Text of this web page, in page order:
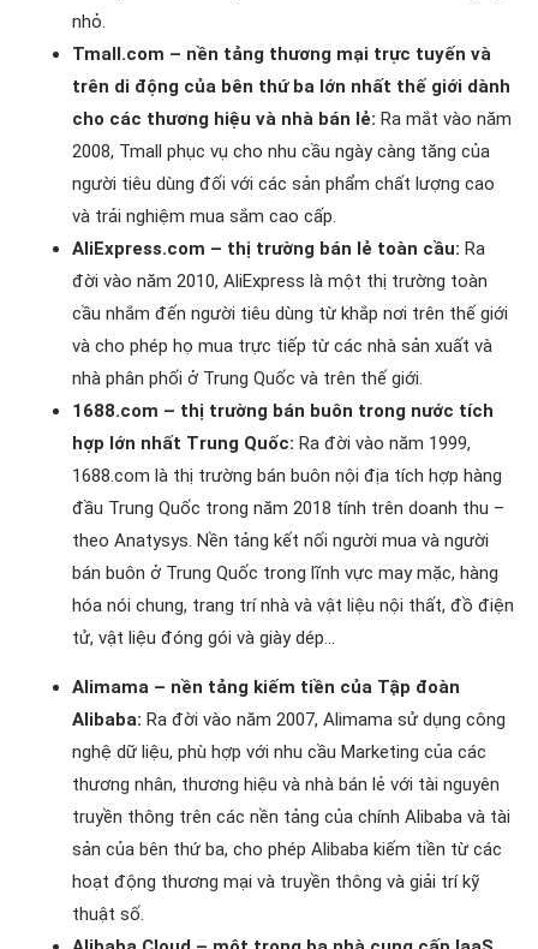
nhỏ.
Tmall.com – nền tảng thương mại trực tuyến và
trên di động của bên thứ ba lớn nhất thế giới dành
cho các thương hiệu và nhà bán lẻ: Ra mắt vào năm
2008, Tmall phục vụ cho nhu cầu ngày càng tăng của
người tiêu dùng đối với các sản phẩm chất lượng cao
và trải nghiệm mua sắm cao cấp.
AliExpress.com – thị trường bán lẻ toàn cầu: Ra
đời vào năm 2010, AliExpress là một thị trường toàn
cầu nhắm đến người tiêu dùng từ khắp nơi trên thế giới
và cho phép họ mua trực tiếp từ các nhà sản xuất và
nhà phân phối ở Trung Quốc và trên thế giới.
1688.com – thị trường bán buôn trong nước tích
hợp lớn nhất Trung Quốc: Ra đời vào năm 1999,
1688.com là thị trường bán buôn nội địa tích hợp hàng
đầu Trung Quốc trong năm 2018 tính trên doanh thu –
theo Anatysys. Nền tảng kết nối người mua và người
bán buôn ở Trung Quốc trong lĩnh vực may mặc, hàng
hóa nói chung, trang trí nhà và vật liệu nội thất, đồ điện
tử, vật liệu đóng gói và giày dép…
Alimama – nền tảng kiếm tiền của Tập đoàn
Alibaba: Ra đời vào năm 2007, Alimama sử dụng công
nghệ dữ liệu, phù hợp với nhu cầu Marketing của các
thương nhân, thương hiệu và nhà bán lẻ với tài nguyên
truyền thông trên các nền tảng của chính Alibaba và tài
sản của bên thứ ba, cho phép Alibaba kiếm tiền từ các
hoạt động thương mại và truyền thông và giải trí kỹ
thuật số.